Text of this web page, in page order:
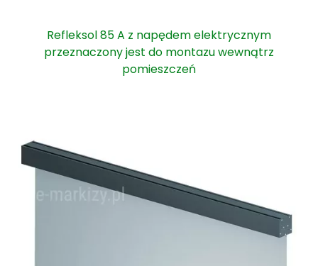
Refleksol 85 A z napędem elektrycznym
przeznaczony jest do montazu wewnątrz
pomieszczeń